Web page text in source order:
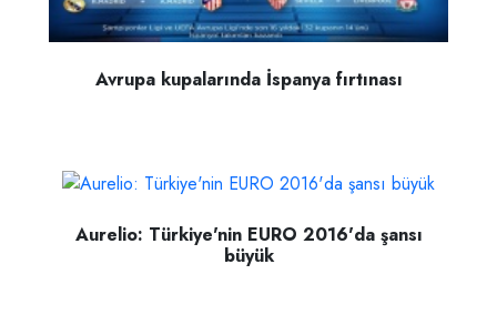
Avrupa kupalarında İspanya fırtınası
Aurelio: Türkiye'nin EURO 2016'da şansı
büyük